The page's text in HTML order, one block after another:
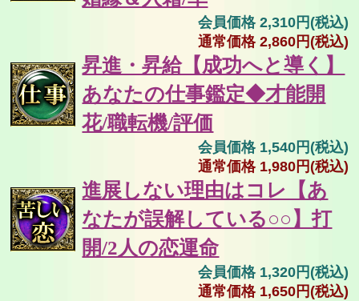
会員価格 2,310円(税込)
通常価格 2,860円(税込)
昇進・昇給【成功へと導く】
あなたの仕事鑑定◆才能開
花/職転機/評価
会員価格 1,540円(税込)
通常価格 1,980円(税込)
進展しない理由はコレ【あ
なたが誤解している○○】打
開/2人の恋運命
会員価格 1,320円(税込)
通常価格 1,650円(税込)